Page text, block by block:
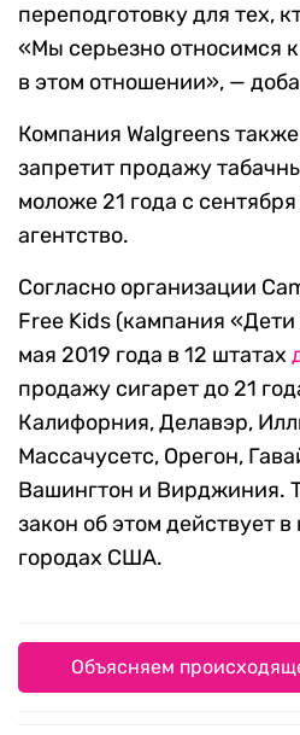
переподготовку для тех,
«Мы серьезно относимся
в этом отношении», —
Компания Walgreens
запретит продажу
моложе 21 года с
агентство.
Согласно организации
Free Kids (кампания «Дети
мая 2019 года в 12 штатах
пpoдaжу cигapeт до 21
Калифорния, Делавэр,
Массачусетс, Орегон,
Вашингтон и Вирджиния.
закон об этом действует
городах США.
Объясняем